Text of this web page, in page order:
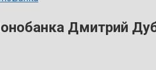
Дмитрий